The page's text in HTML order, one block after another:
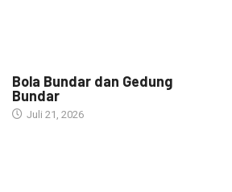
Bola Bundar dan Gedung
Bundar
Juli 21, 2026